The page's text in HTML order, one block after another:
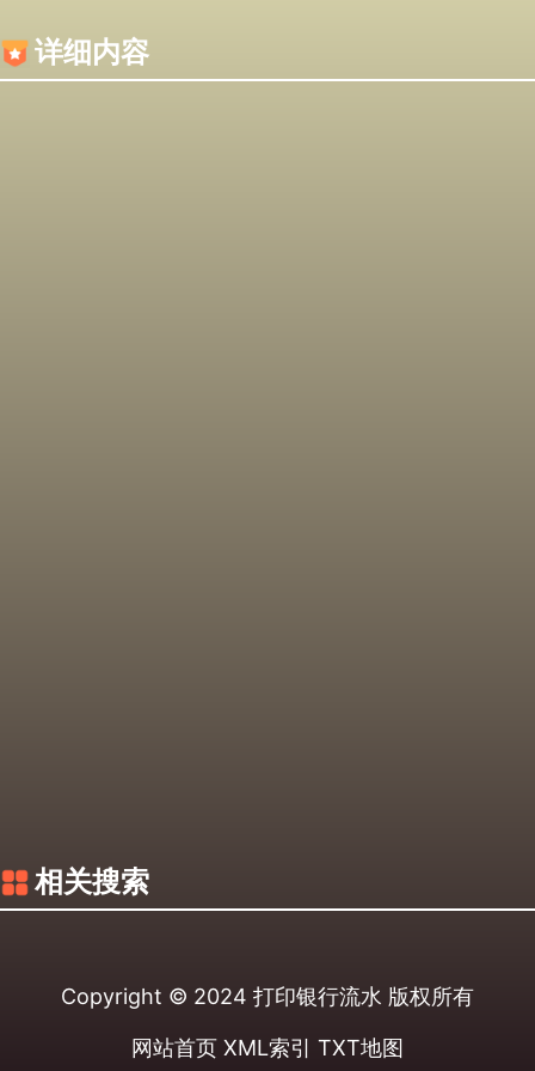
详细内容
相关搜索
Copyright © 2024 打印银行流水 版权所有
网站首页 XML索引 TXT地图